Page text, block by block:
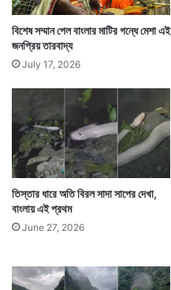
প
পু
ণ্য
স্না
ন
বিশেষ সম্মান পেল বাংলার মাটির গন্ধে মেশা এই
জনপ্রিয় তারবাদ্য
July 17, 2026
তিস্তার ধারে অতি বিরল সাদা সাপের দেখা,
বাংলায় এই প্রথম
June 27, 2026